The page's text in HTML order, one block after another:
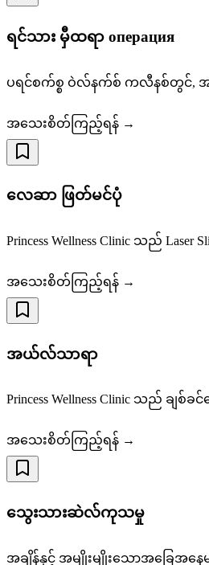
ရင်သား မှီထရာ операция
ပရင်စက်စ္စ ဝဲလ်နက်စ် ကလီနစ်တွင်, အ
အသေးစိတ်ကြည့်ရန် →
လေဆာ ဖြတ်မင်ပုံ​
Princess Wellness Clinic သည်
အသေးစိတ်ကြည့်ရန် →
အယ်လ်သာရာ
Princess Wellness Clinic သည် ခ
အသေးစိတ်ကြည့်ရန် →
သွေးသားဆဲလ်ကုသမှု
အချိန်နှင့် အမျိုးမျိုးသောအခြေအနေ